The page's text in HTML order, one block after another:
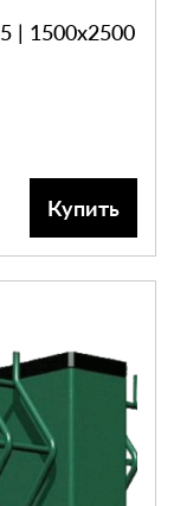
| 1500х2500
Купить